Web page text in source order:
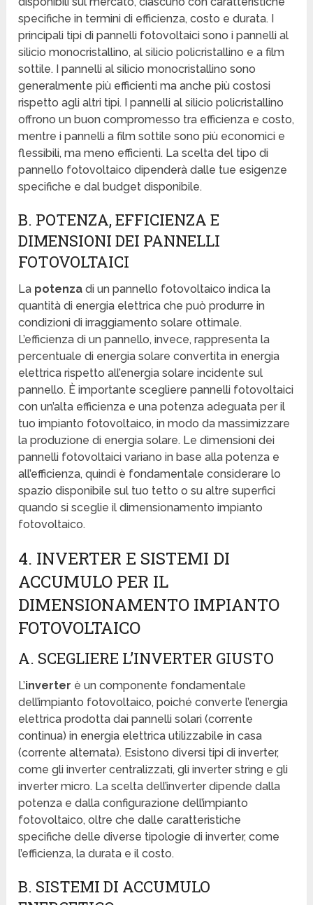
specifiche in termini di efficienza, costo e durata. I
principali tipi di pannelli fotovoltaici sono i pannelli al
silicio monocristallino, al silicio policristallino e a film
sottile. I pannelli al silicio monocristallino sono
generalmente più efficienti ma anche più costosi
rispetto agli altri tipi. I pannelli al silicio policristallino
offrono un buon compromesso tra efficienza e costo,
mentre i pannelli a film sottile sono più economici e
flessibili, ma meno efficienti. La scelta del tipo di
pannello fotovoltaico dipenderà dalle tue esigenze
specifiche e dal budget disponibile.
B. POTENZA, EFFICIENZA E
DIMENSIONI DEI PANNELLI
FOTOVOLTAICI
La potenza di un pannello fotovoltaico indica la
quantità di energia elettrica che può produrre in
condizioni di irraggiamento solare ottimale.
L’efficienza di un pannello, invece, rappresenta la
percentuale di energia solare convertita in energia
elettrica rispetto all’energia solare incidente sul
pannello. È importante scegliere pannelli fotovoltaici
con un’alta efficienza e una potenza adeguata per il
tuo impianto fotovoltaico, in modo da massimizzare
la produzione di energia solare. Le dimensioni dei
pannelli fotovoltaici variano in base alla potenza e
all’efficienza, quindi è fondamentale considerare lo
spazio disponibile sul tuo tetto o su altre superfici
quando si sceglie il dimensionamento impianto
fotovoltaico.
4. INVERTER E SISTEMI DI
ACCUMULO PER IL
DIMENSIONAMENTO IMPIANTO
FOTOVOLTAICO
A. SCEGLIERE L’INVERTER GIUSTO
L’inverter è un componente fondamentale
dell’impianto fotovoltaico, poiché converte l’energia
elettrica prodotta dai pannelli solari (corrente
continua) in energia elettrica utilizzabile in casa
(corrente alternata). Esistono diversi tipi di inverter,
come gli inverter centralizzati, gli inverter string e gli
inverter micro. La scelta dell’inverter dipende dalla
potenza e dalla configurazione dell’impianto
fotovoltaico, oltre che dalle caratteristiche
specifiche delle diverse tipologie di inverter, come
l’efficienza, la durata e il costo.
B. SISTEMI DI ACCUMULO